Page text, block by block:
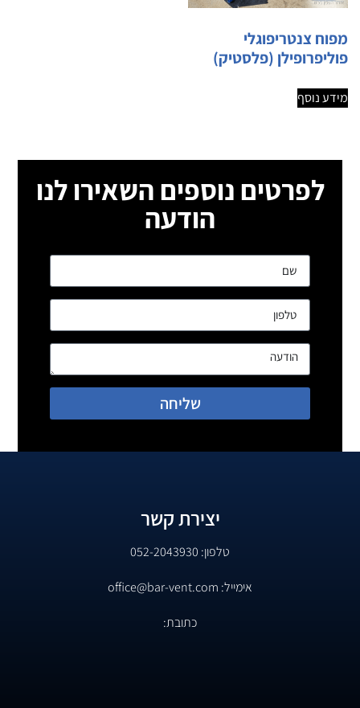
מפוח צנטריפוגלי
פוליפרופילן (פלסטיק)
מידע נוסף
לפרטים נוספים השאירו לנו
הודעה
שליחה
יצירת קשר
טלפון: 052-2043930
אימייל: office@bar-vent.com
כתובת: